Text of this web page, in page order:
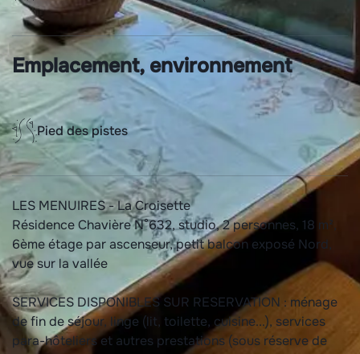
Emplacement, environnement
Pied des pistes
LES MENUIRES - La Croisette
Résidence Chavière N°632, studio, 2 personnes, 18 m²,
6ème étage par ascenseur, petit balcon exposé Nord,
vue sur la vallée
SERVICES DISPONIBLES SUR RESERVATION : ménage
de fin de séjour, linge (lit, toilette, cuisine...), services
para-hôteliers et autres prestations (sous réserve de